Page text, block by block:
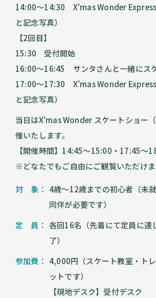
14:00〜14:30 X'mas Wonder Express
と記念写真）
【2回目】
15:30 受付開始
16:00〜16:45 サンタさんと一緒にス
17:00〜17:30 X'mas Wonder Express
と記念写真）
当日はX'mas Wonder スケートショー
催いたします。
【開催時間】14:45〜15:00・17:45〜
※どなたでもご自由にご観覧いただけま
対 象： 4歳～12歳までの初心者（未
同伴が必要です）
定 員： 各回16名（先着にて定員に達
了）
参加費： 4,000円（スケート教室・ト
ットです）
【現地デスク】受付デスク